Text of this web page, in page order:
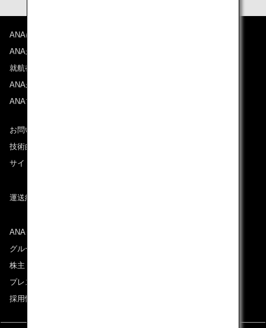
ANAについて
ANAからのお知らせ
就航都市
ANAがお約束する体験
ANAマイレージクラブ
お問い合わせ
技術的なお問い合わせ（推奨環境）
サイトマップ
運送約款
ANAグループについて
グループ企業一覧
株主・投資家情報
プレスリリース
採用情報